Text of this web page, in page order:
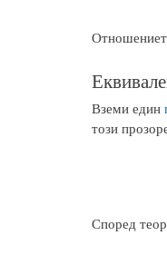
Вземи един
този
Според